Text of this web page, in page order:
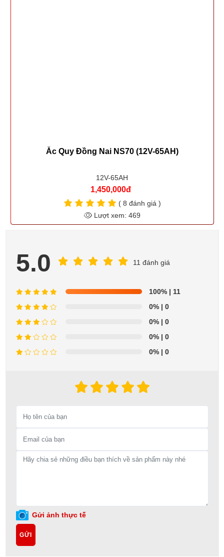
Ắc Quy Đồng Nai NS70L (12V-65AH)
1,450,000đ
( 9 đánh giá )
Lượt xem: 437
5.0 11 đánh giá
100% | 11
0% | 0
0% | 0
0% | 0
0% | 0
Gửi ảnh thực tế
GỬI